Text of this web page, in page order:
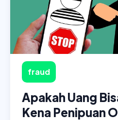
fraud
Apakah Uang
Kena Penipuan